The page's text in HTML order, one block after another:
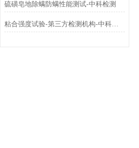
硫磺皂地除螨防螨性能测试-中科检测
粘合强度试验-第三方检测机构-中科检测